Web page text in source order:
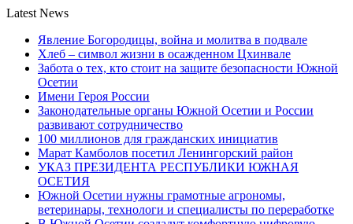
Latest News
Явление Богородицы, война и молитва в подвале
Хлеб – символ жизни в осажденном Цхинвале
Забота о тех, кто стоит на защите безопасности Южной
Осетии
Имени Героя России
Законодательные органы Южной Осетии и России
развивают сотрудничество
100 миллионов для гражданских инициатив
Марат Камболов посетил Ленингорский район
УКАЗ ПРЕЗИДЕНТА РЕСПУБЛИКИ ЮЖНАЯ
ОСЕТИЯ
Южной Осетии нужны грамотные агрономы,
ветеринары, технологи и специалисты по переработке